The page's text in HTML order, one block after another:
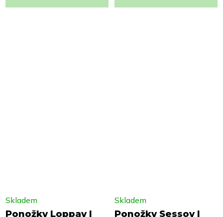
Ponožky Loppay |
Skladem
Ponožky Sessoy |
Skladem